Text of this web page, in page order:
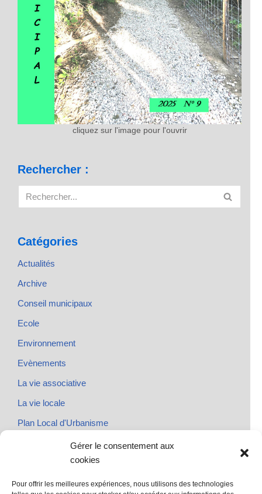
Gérer le consentement aux
cookies
Pour offrir les meilleures expériences, nous utilisons des technologies
cliquez sur l'image pour l'ouvrir
Rechercher :
Catégories
Actualités
Archive
Conseil municipaux
Ecole
Environnement
Evènements
La vie associative
La vie locale
Plan Local d'Urbanisme